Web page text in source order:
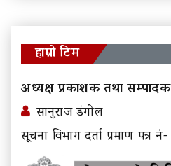
हाम्रो टिम
अध्यक्ष प्रकाशक तथा सम्पादक
सानुराज डंगोल
सूचना विभाग दर्ता प्रमाण